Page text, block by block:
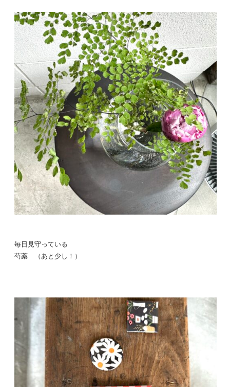
毎日見守っている
芍薬 （あと少し！）